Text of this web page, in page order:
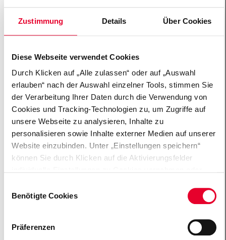
Zustimmung Details Über Cookies
Diese Webseite verwendet Cookies
Durch Klicken auf „Alle zulassen“ oder auf „Auswahl
erlauben“ nach der Auswahl einzelner Tools, stimmen Sie
der Verarbeitung Ihrer Daten durch die Verwendung von
Cookies und Tracking-Technologien zu, um Zugriffe auf
unsere Webseite zu analysieren, Inhalte zu
personalisieren sowie Inhalte externer Medien auf unserer
Website einzubinden. Unter „Einstellungen speichern“
können Sie durch Klicken auf die Aktivierungsfelder
Einwilligung erteilen. Sie können die erteilte Einwilligung
auch später jederzeit über das Cookie Board widerrufen.
Funktionalität der Website technisch zwingend
Benötigte Cookies
Präferenzen
einer Schulform zur nächsten erleichtert und mögliche
Sprachbarrieren überbrückt würden.
Über Uns
Gehirn erforschen